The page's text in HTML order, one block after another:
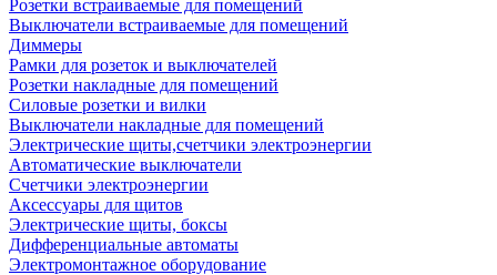
Розетки встраиваемые для помещений
Выключатели встраиваемые для помещений
Диммеры
Рамки для розеток и выключателей
Розетки накладные для помещений
Силовые розетки и вилки
Выключатели накладные для помещений
Электрические щиты,счетчики электроэнергии
Автоматические выключатели
Счетчики электроэнергии
Аксессуары для щитов
Электрические щиты, боксы
Дифференциальные автоматы
Электромонтажное оборудование